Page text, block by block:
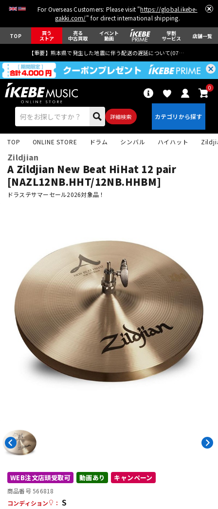
For Overseas Customers: Please visit "https://global.ikebe-
gakki.com/" for direct international shipping.
TOP 買う
ストア
売る
中古買取
イベント
動画
学割
サービス 店舗一覧
【重要】熊本県で発生した地震に伴う配送の遅延について(07月29日
詳細検索
0
エレキギター
パーカッション
電子ピアノ
管楽器 その他楽器
アンプ エフェクター
配信/ライブ機器 楽器アクセサリ
TOP ONLINE STORE ドラム シンバル ハイハット
Zildjian
A Zildjian New Beat HiHat 12 pair
[NAZL12NB.HHT/12NB.HHBM]
ドラステサマーセール2026対象品！
WEB注文店頭受取可 動画あり キャンペーン
商品番号 566818
コンディション
： S